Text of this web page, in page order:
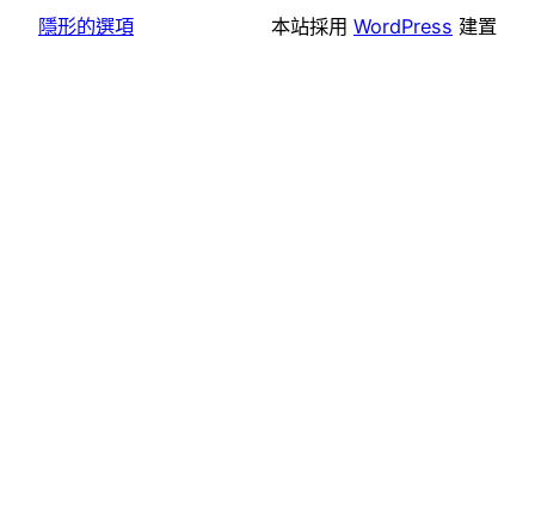
隱形的選項 本站採用 WordPress 建置